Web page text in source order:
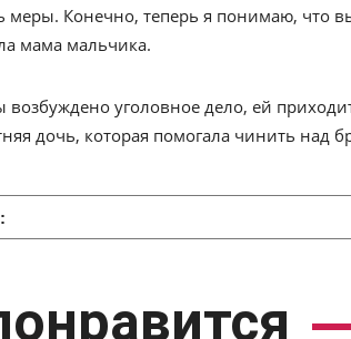
меры. Конечно, теперь я понимаю, что
мама мальчика.
уголовное дело, ей
дочь, которая помогала чинить над